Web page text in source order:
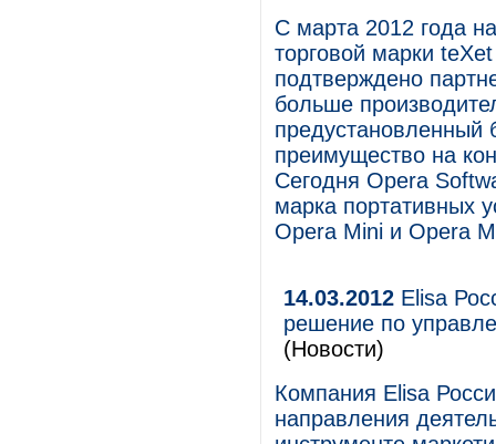
С марта 2012 года
торговой марки
подтверждено
больше
предустановленный
преимущество на
Сегодня Opera
марка портативных
Opera Mini и Opera
14.03.2012 Elisa
решение по
(Новости)
Компания Elisa
направления